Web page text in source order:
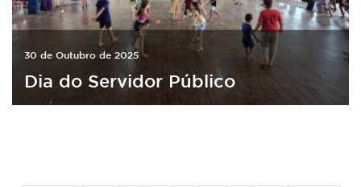
30 de Outubro de 2025
Dia do Servidor Público